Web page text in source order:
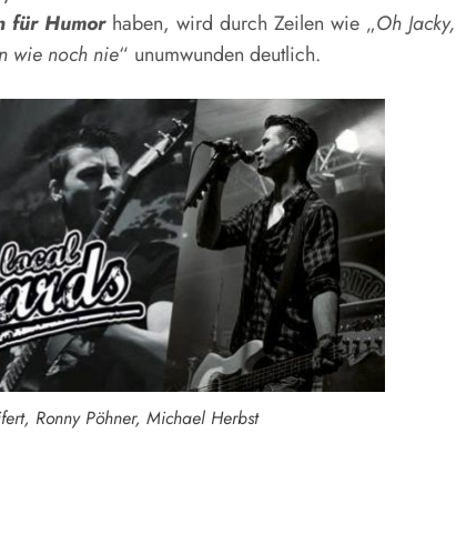
für Humorhaben, wird durch Zeilen wie „Oh Jacky,
wie noch nie“ unumwunden deutlich.
Ronny Pöhner, Michael Herbst